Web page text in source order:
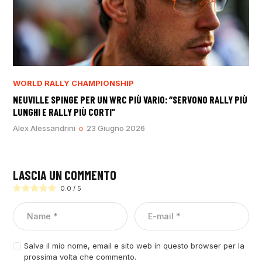
WORLD RALLY CHAMPIONSHIP
NEUVILLE SPINGE PER UN WRC PIÙ VARIO: “SERVONO RALLY PIÙ
LUNGHI E RALLY PIÙ CORTI”
Alex Alessandrini 23 Giugno 2026
LASCIA UN COMMENTO
0.0 / 5
Salva il mio nome, email e sito web in questo browser per la
prossima volta che commento.